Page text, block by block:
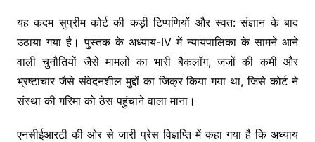
यह कदम सुप्रीम कोर्ट की कड़ी टिप्पणियों और स्वत: संज्ञान के बाद
उठाया गया है। पुस्तक के अध्याय-IV में न्यायपालिका के सामने आने
वाली चुनौतियों जैसे मामलों का भारी बैकलॉग, जजों की कमी और
भ्रष्टाचार जैसे संवेदनशील मुद्दों का जिक्र किया गया था, जिसे कोर्ट ने
संस्था की गरिमा को ठेस पहुंचाने वाला माना।
एनसीईआरटी की ओर से जारी प्रेस विज्ञप्ति में कहा गया है कि अध्याय